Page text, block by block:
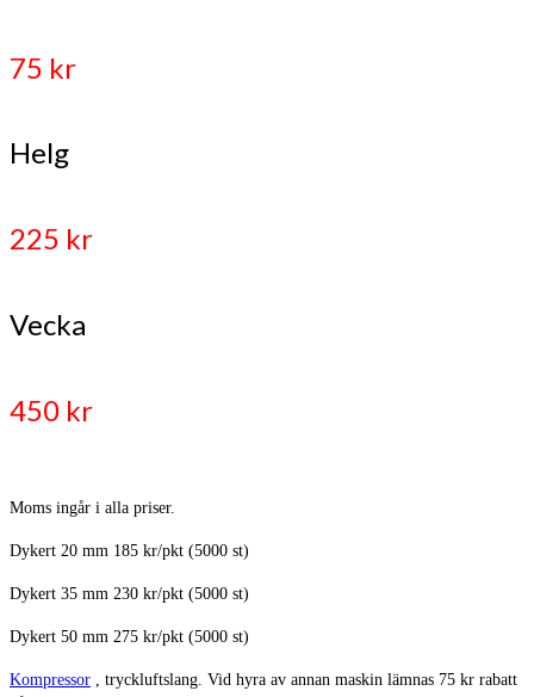
75 kr
Helg
225 kr
Vecka
450 kr
Moms ingår i alla priser.
Dykert 20 mm 185 kr/pkt (5000 st)
Dykert 35 mm 230 kr/pkt (5000 st)
Dykert 50 mm 275 kr/pkt (5000 st)
Kompressor , tryckluftslang. Vid hyra av annan maskin lämnas 75 kr rabatt